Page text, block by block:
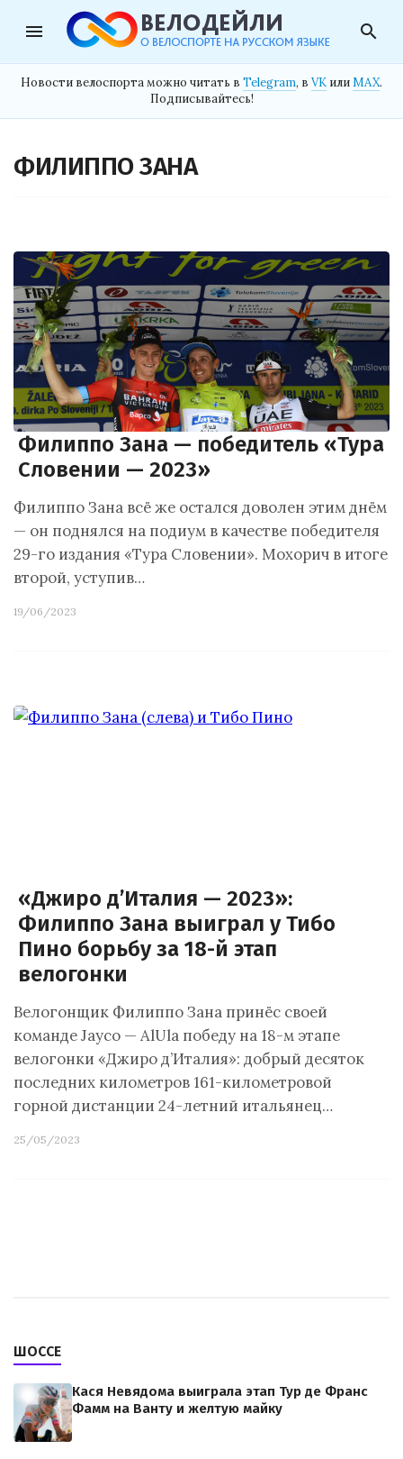
menu search
Новости велоспорта можно читать в Telegram, в VK илиMAX.
Подписывайтесь!
ФИЛИППО ЗАНА
Филиппо Зана — победитель «Тура
Словении — 2023»
Филиппо Зана всё же остался доволен этим днём
— он поднялся на подиум в качестве победителя
29-го издания «Тура Словении». Мохорич в итоге
второй, уступив…
19/06/2023
«Джиро д’Италия — 2023»:
Филиппо Зана выиграл у Тибо
Пино борьбу за 18-й этап
велогонки
Велогонщик Филиппо Зана принёс своей
команде Jayco — AlUla победу на 18-м этапе
велогонки «Джиро д’Италия»: добрый десяток
последних километров 161-километровой
горной дистанции 24-летний итальянец…
25/05/2023
ШОССЕ
Кася Невядома выиграла этап Тур де Франс
Фамм на Ванту и желтую майку